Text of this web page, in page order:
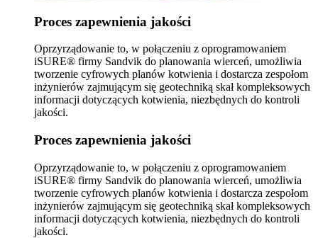
Proces zapewnienia jakości
Oprzyrządowanie to, w połączeniu z oprogramowaniem
iSURE® firmy Sandvik do planowania wierceń, umożliwia
tworzenie cyfrowych planów kotwienia i dostarcza zespołom
inżynierów zajmującym się geotechniką skał kompleksowych
informacji dotyczących kotwienia, niezbędnych do kontroli
jakości.
Proces zapewnienia jakości
Oprzyrządowanie to, w połączeniu z oprogramowaniem
iSURE® firmy Sandvik do planowania wierceń, umożliwia
tworzenie cyfrowych planów kotwienia i dostarcza zespołom
inżynierów zajmującym się geotechniką skał kompleksowych
informacji dotyczących kotwienia, niezbędnych do kontroli
jakości.